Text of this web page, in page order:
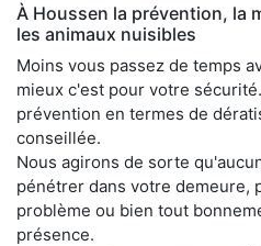
À Houssen la prévention, la
les animaux nuisibles
Moins vous passez de temps
mieux c'est pour votre
prévention en termes de
conseillée.
Nous agirons de sorte
pénétrer dans votre demeure,
problème ou bien tout
présence.